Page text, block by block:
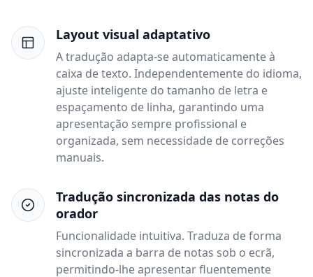
Layout visual adaptativo
A tradução adapta-se automaticamente à
caixa de texto. Independentemente do idioma,
ajuste inteligente do tamanho de letra e
espaçamento de linha, garantindo uma
apresentação sempre profissional e
organizada, sem necessidade de correções
manuais.
Tradução sincronizada das notas do
orador
Funcionalidade intuitiva. Traduza de forma
sincronizada a barra de notas sob o ecrã,
permitindo-lhe apresentar fluentemente